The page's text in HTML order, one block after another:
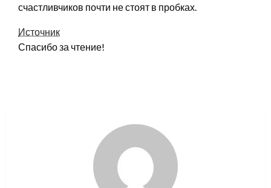
счастливчиков почти не стоят в пробках.
Источник
Спасибо за чтение!